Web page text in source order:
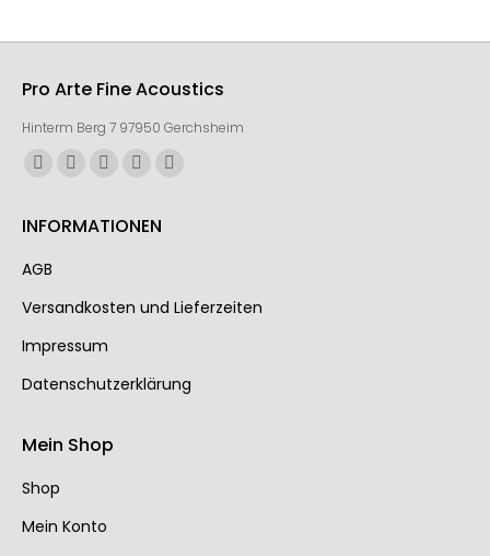
Pro Arte Fine Acoustics
Hinterm Berg 7 97950 Gerchsheim
Finden Sie uns auf:
INFORMATIONEN
AGB
Ver­sand­kos­ten und Lie­fer­zei­ten
Impressum
Datenschutzerklärung
Mein Shop
Shop
Mein Konto